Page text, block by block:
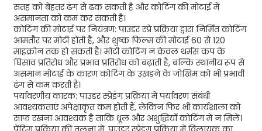
सतह को बेहतर ढंग से ढक सकती है और कोटिंग की मोटाई में
असमानता को कम कर सकती है।
कोटिंग की मोटाई पर नियंत्रण: पाउडर स्प्रे प्रक्रिया द्वारा निर्मित कोटिंग
आमतौर पर मोटी होती है, और शुष्क फिल्म की मोटाई 60 से 120
माइक्रोन तक हो सकती है। मोटी कोटिंग न केवल थर्मस कप के
घिसाव प्रतिरोध और प्रभाव प्रतिरोध को बढ़ाती है, बल्कि स्थानीय रूप से
असमान मोटाई के कारण कोटिंग के उखड़ने के जोखिम को भी प्रभावी
ढंग से कम करती है।
पर्यावरणीय कारक: पाउडर स्प्रेइंग प्रक्रिया में पर्यावरण संबंधी
आवश्यकताएं अपेक्षाकृत कम होती हैं, लेकिन फिर भी कार्यशाला को
साफ रखना आवश्यक है ताकि धूल और अशुद्धियाँ कोटिंग में न मिलें।